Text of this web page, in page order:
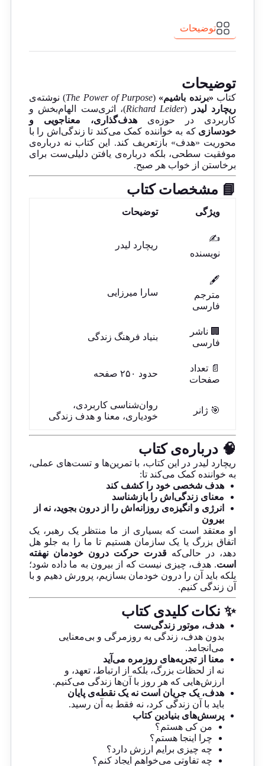
توضیحات
توضیحات
کتاب «برنده باشیم» (
The Power of Purpose) نوشته‌ی
ریچارد لیدر
(
Richard Leider)، اثری‌ست الهام‌بخش و
کاربردی در حوزه‌ی هدف‌گذاری، معناجویی و
خودسازی که به خواننده کمک می‌کند تا زندگی‌اش را با
محوریت «هدف» بازتعریف کند. این کتاب نه درباره‌ی
موفقیت سطحی، بلکه درباره‌ی یافتن دلیلی‌ست برای
برخاستن از خواب هر صبح.
📘 مشخصات کتاب
ویژگی توضیحات
✍️
نویسنده
ریچارد لیدر
🖋️
مترجم
فارسی
سارا میرزایی
🏢 ناشر
فارسی
بنیاد فرهنگ زندگی
📄 تعداد
صفحات
حدود ۲۵۰ صفحه
🎯 ژانر
روان‌شناسی کاربردی،
خودیاری، معنا و هدف زندگی
🧠 درباره‌ی کتاب
ریچارد لیدر در این کتاب، با تمرین‌ها و تست‌های عملی،
به خواننده کمک می‌کند تا:
هدف شخصی خود را کشف کند
معنای زندگی‌اش را بازشناسد
انرژی و انگیزه‌ی روزانه‌اش را از درون بجوید، نه از
بیرون
او معتقد است که بسیاری از ما منتظر یک رهبر، یک
اتفاق بزرگ یا یک سازمان هستیم تا ما را به جلو هل
دهد، در حالی‌که قدرت حرکت درون خودمان نهفته
است. هدف، چیزی نیست که از بیرون به ما داده شود؛
بلکه باید آن را درون خودمان بسازیم، پرورش دهیم و با
آن زندگی کنیم.
✨ نکات کلیدی کتاب
هدف، موتور زندگی‌ست
بدون هدف، زندگی به روزمرگی و بی‌معنایی
می‌انجامد.
معنا از تجربه‌های روزمره می‌آید
نه از لحظات بزرگ، بلکه از ارتباط، تعهد، و
ارزش‌هایی که هر روز با آن‌ها زندگی می‌کنیم.
هدف، یک جریان است نه یک نقطه‌ی پایان
باید با آن زندگی کرد، نه فقط به آن رسید.
پرسش‌های بنیادین کتاب
من کی هستم؟
چرا اینجا هستم؟
چه چیزی برایم ارزش دارد؟
چه تفاوتی می‌خواهم ایجاد کنم؟